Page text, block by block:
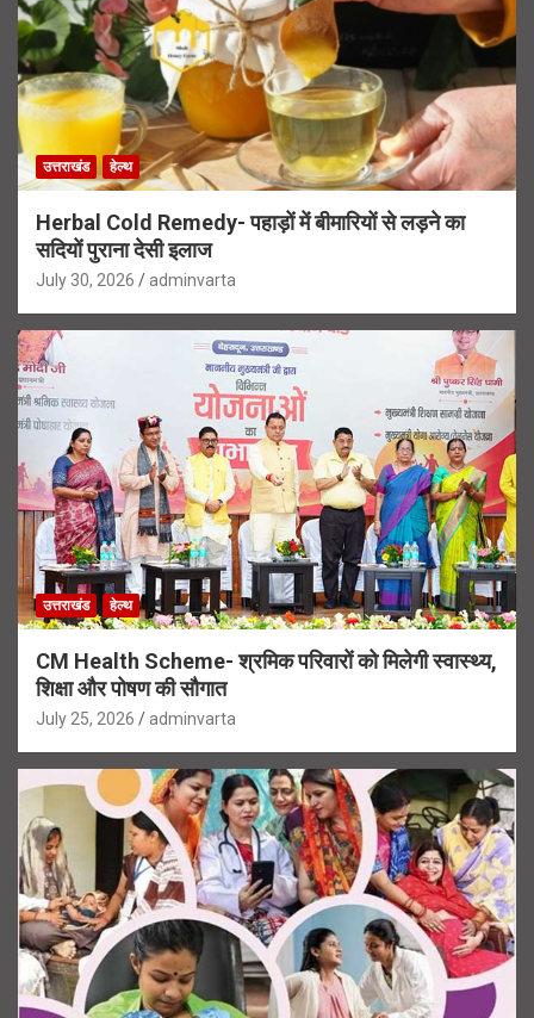
उत्तराखंड हेल्थ
Herbal Cold Remedy- पहाड़ों में बीमारियों से लड़ने का
सदियों पुराना देसी इलाज
July 30, 2026 adminvarta
उत्तराखंड हेल्थ
CM Health Scheme- श्रमिक परिवारों को मिलेगी स्वास्थ्य,
शिक्षा और पोषण की सौगात
July 25, 2026 adminvarta